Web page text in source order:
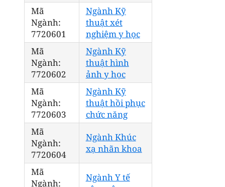
Mã
Ngành:
7720601
Ngành Kỹ
thuật xét
nghiệm y học
Mã
Ngành:
7720602
Ngành Kỹ
thuật hình
ảnh y học
Mã
Ngành:
7720603
Ngành Kỹ
thuật hồi phục
chức năng
Mã
Ngành:
7720604
Ngành Khúc
xạ nhãn khoa
Mã
Ngành:
Ngành Y tế